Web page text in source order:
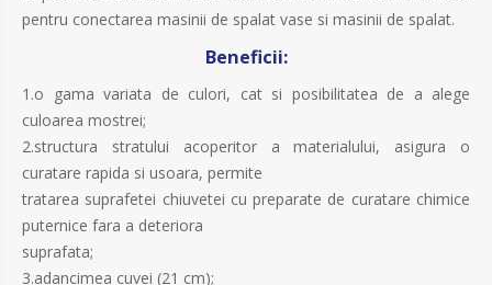
pentru conectarea masinii de spalat vase si masinii de spalat.
Beneficii:
1.o gama variata de culori, cat si posibilitatea de a alege
culoarea mostrei;
2.structura stratului acoperitor a materialului, asigura o
curatare rapida si usoara, permite
tratarea suprafetei chiuvetei cu preparate de curatare chimice
puternice fara a deteriora
suprafata;
3.adancimea cuvei (21 cm);